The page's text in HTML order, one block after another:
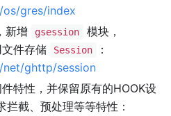
gres/index
新增 gsession 模块，
件存储 Session
：
ghttp/session
特性，并保留原有的HOOK设
截、预处理等等特性：